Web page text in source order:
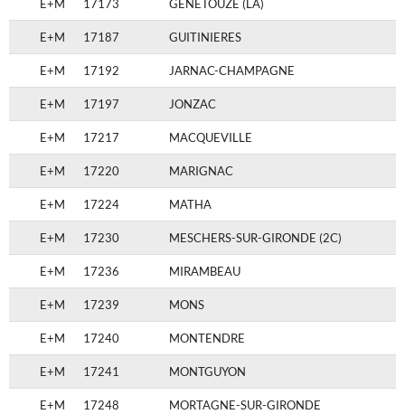
E+M 17173 GENETOUZE (LA)
E+M 17187 GUITINIERES
E+M 17192 JARNAC-CHAMPAGNE
E+M 17197 JONZAC
E+M 17217 MACQUEVILLE
E+M 17220 MARIGNAC
E+M 17224 MATHA
E+M 17230 MESCHERS-SUR-GIRONDE (2C)
E+M 17236 MIRAMBEAU
E+M 17239 MONS
E+M 17240 MONTENDRE
E+M 17241 MONTGUYON
E+M 17248 MORTAGNE-SUR-GIRONDE